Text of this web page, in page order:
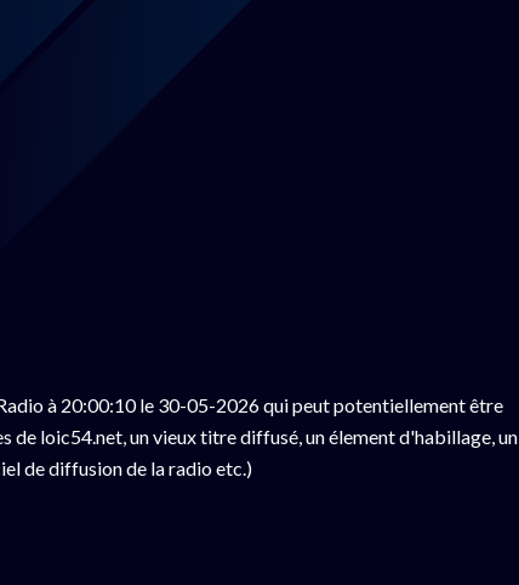
à 20:00:10 le 30-05-2026 qui peut potentiellement être
de loic54.net, un vieux titre diffusé, un élement d'habillage, un
de diffusion de la radio etc.)